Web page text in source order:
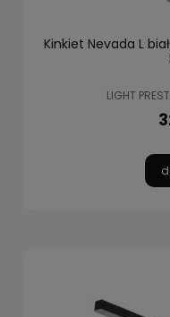
Kinkiet Nevada L
LIGHT